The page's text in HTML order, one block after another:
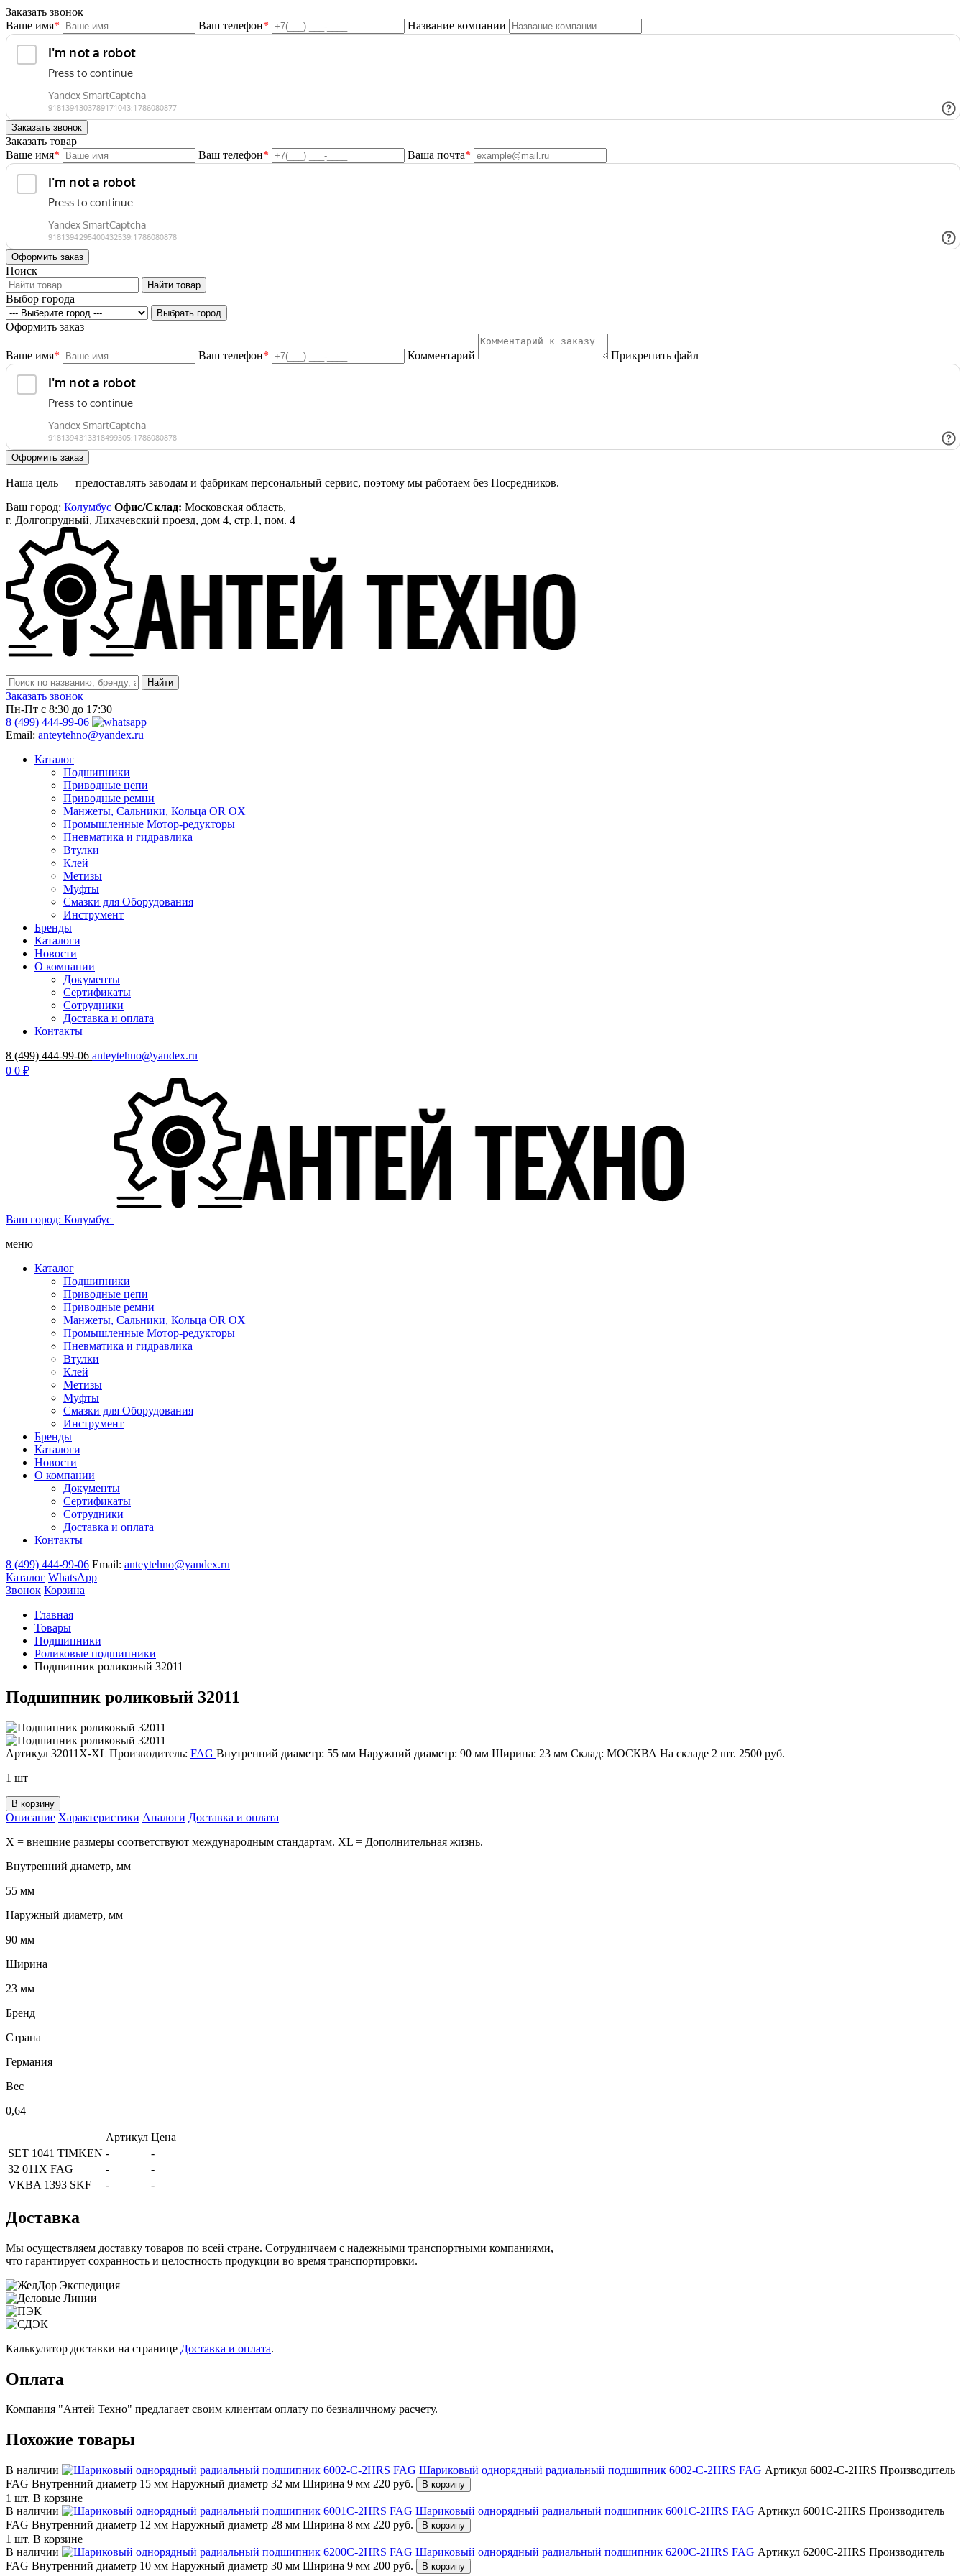
Заказать звонок
Ваше имя* Ваш телефон* Название компании
Заказать товар
Ваше имя* Ваш телефон* Ваша почта*
Поиск
Выбор города
Оформить заказ
Ваше имя* Ваш телефон* Комментарий Прикрепить файл
Наша цель — предоставлять заводам и фабрикам персональный сервис, поэтому мы работаем без Посредников.
Ваш город: Колумбус Офис/Склад: Московская область,
г. Долгопрудный, Лихачевский проезд, дом 4, стр.1, пом. 4
Заказать звонок
Пн-Пт с 8:30 до 17:30
8 (499) 444-99-06
Email: anteytehno@yandex.ru
Каталог
Подшипники
Приводные цепи
Приводные ремни
Манжеты, Сальники, Кольца OR OX
Промышленные Мотор-редукторы
Пневматика и гидравлика
Втулки
Клей
Метизы
Муфты
Смазки для Оборудования
Инструмент
Бренды
Каталоги
Новости
О компании
Документы
Сертификаты
Сотрудники
Доставка и оплата
Контакты
8 (499) 444-99-06 anteytehno@yandex.ru
0 0 ₽
Ваш город: Колумбус
меню
Каталог
Подшипники
Приводные цепи
Приводные ремни
Манжеты, Сальники, Кольца OR OX
Промышленные Мотор-редукторы
Пневматика и гидравлика
Втулки
Клей
Метизы
Муфты
Смазки для Оборудования
Инструмент
Бренды
Каталоги
Новости
О компании
Документы
Сертификаты
Сотрудники
Доставка и оплата
Контакты
8 (499) 444-99-06 Email: anteytehno@yandex.ru
Каталог WhatsApp
Звонок Корзина
Главная
Товары
Подшипники
Роликовые подшипники
Подшипник роликовый 32011
Подшипник роликовый 32011
Артикул 32011X-XL Производитель: FAG Внутренний диаметр: 55 мм Наружний диаметр: 90 мм Ширина: 23 мм Склад: МОСКВА На складе 2 шт. 2500 руб.
1 шт
В корзину
Описание Характеристики Аналоги Доставка и оплата
X = внешние размеры соответствуют международным стандартам. XL = Дополнительная жизнь.
Внутренний диаметр, мм
55 мм
Наружный диаметр, мм
90 мм
Ширина
23 мм
Бренд
Страна
Германия
Вес
0,64
Артикул Цена
SET 1041 TIMKEN -
-
32 011X FAG
-
-
VKBA 1393 SKF
- -
Доставка
Мы осуществляем доставку товаров по всей стране. Сотрудничаем с надежными транспортными компаниями,
что гарантирует сохранность и целостность продукции во время транспортировки.
Калькулятор доставки на странице Доставка и оплата.
Оплата
Компания "Антей Техно" предлагает своим клиентам оплату по безналичному расчету.
Похожие товары
В наличии Шариковый однорядный радиальный подшипник 6002-C-2HRS FAG Артикул 6002-C-2HRS Производитель
FAG Внутренний диаметр 15 мм Наружный диаметр 32 мм Ширина 9 мм 220 руб. В корзину
1 шт. В корзине
В наличии
Шариковый однорядный радиальный подшипник 6001C-2HRS FAG Артикул 6001C-2HRS Производитель
FAG Внутренний диаметр 12 мм Наружный диаметр 28 мм Ширина 8 мм 220 руб. В корзину
1 шт. В корзине
В наличии
Шариковый однорядный радиальный подшипник 6200C-2HRS FAG Артикул 6200C-2HRS Производитель
FAG Внутренний диаметр 10 мм Наружный диаметр 30 мм Ширина 9 мм 200 руб. В корзину